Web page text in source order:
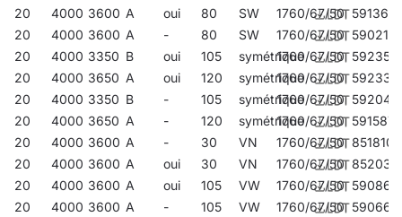
20
4000 3600 A oui 80 SW 1760/67/50 591365
20
4000 3600 A - 80 SW 1760/67/50 590214
20
4000 3350 B oui 105 symétrique1760/67/50 592355
20
4000 3650 A oui 120 symétrique1760/67/50 592331
20
4000 3350 B - 105 symétrique1760/67/50 592041
20
4000 3650 A - 120 symétrique1760/67/50 591587
20
4000 3600 A - 30 VN 1760/67/50 851810
20
4000 3600 A oui 30 VN 1760/67/50 852039
20
4000 3600 A oui 105 VW 1760/67/50 590863
20
4000 3600 A - 105 VW 1760/67/50 590665